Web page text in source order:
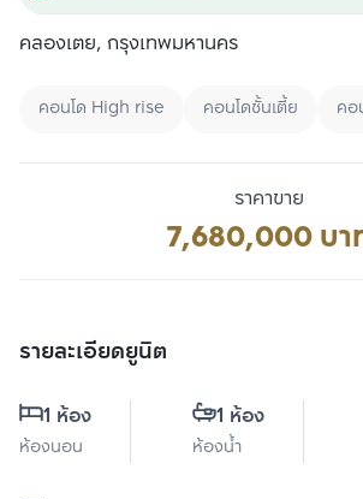
คลองเตย, กรุงเทพมหานคร
คอนโด High rise คอนโดชั้นเตี้ย คอ
ราคาขาย
7,680,000 บา
รายละเอียดยูนิต
1 ห้อง
ห้องนอน
1 ห้อง
ห้องน้ำ